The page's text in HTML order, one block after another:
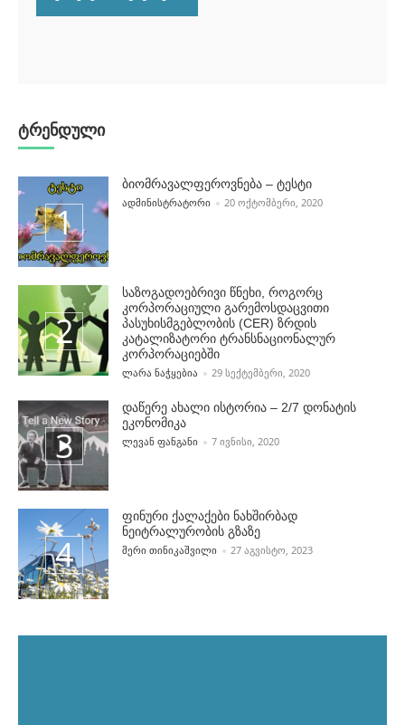
ტრენდული
ბიომრავალფეროვნება – ტესტი
POSTED BY
ᲐᲓᲛᲘᲜᲘᲡᲢᲠᲐᲢᲝᲠᲘ 20 ᲝᲥᲢᲝᲛᲑᲔᲠᲘ, 2020
საზოგადოებრივი წნეხი, როგორც
კორპორაციული გარემოსდაცვითი
პასუხისმგებლობის (CER) ზრდის
კატალიზატორი ტრანსნაციონალურ
კორპორაციებში
POSTED BY
ᲚᲐᲠᲐ ᲜᲐᲭᲧᲔᲑᲘᲐ 29 ᲡᲔᲥᲢᲔᲛᲑᲔᲠᲘ, 2020
დაწერე ახალი ისტორია – 2/7 დონატის
ეკონომიკა
POSTED BY
ᲚᲔᲕᲐᲜ ᲤᲐᲜᲒᲐᲜᲘ 7 ᲘᲕᲜᲘᲡᲘ, 2020
ფინური ქალაქები ნახშირბად
ნეიტრალურობის გზაზე
POSTED BY
ᲛᲔᲠᲘ ᲗᲘᲜᲘᲙᲐᲨᲕᲘᲚᲘ 27 ᲐᲒᲕᲘᲡᲢᲝ, 2023